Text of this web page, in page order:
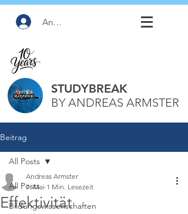
Anmelden
STUDYBREAK
BY ANDREAS ARMSTER
Beitrag
All Posts
Bildungswissenschaften
All Posts
Effektivität
Andreas Armster
7. Mai 1 Min. Lesezeit